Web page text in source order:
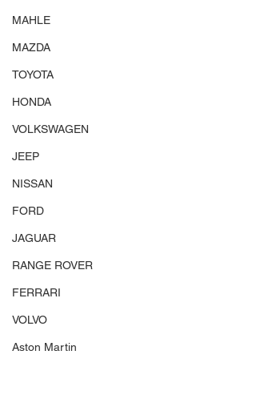
MAHLE
MAZDA
TOYOTA
HONDA
VOLKSWAGEN
JEEP
NISSAN
FORD
JAGUAR
RANGE ROVER
FERRARI
VOLVO
Aston Martin